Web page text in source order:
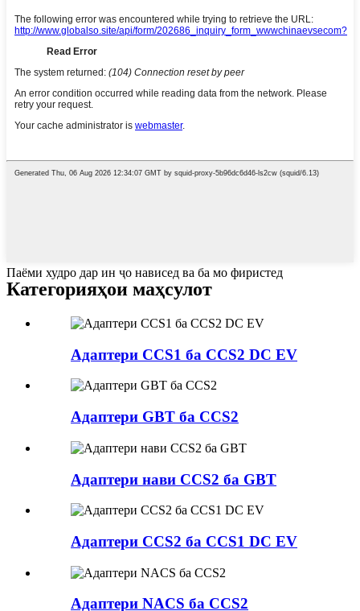
Паёми худро дар ин ҷо нависед ва ба мо фиристед
Категорияҳои маҳсулот
Адаптери CCS1 ба CCS2 DC EV
Адаптери GBT ба CCS2
Адаптери нави CCS2 ба GBT
Адаптери CCS2 ба CCS1 DC EV
Адаптери NACS ба CCS2